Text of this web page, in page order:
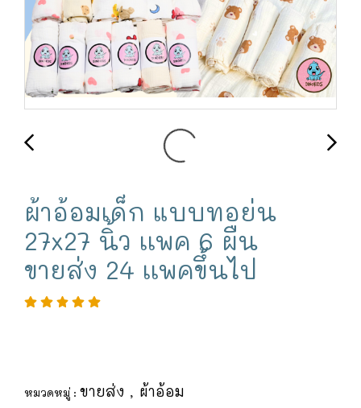
ผ้าอ้อมเด็ก แบบทอย่น
27x27 นิ้ว เเพค 6 ผืน
ขายส่ง 24 เเพคขึ้นไป
หมวดหมู่ : ขายส่ง , ผ้าอ้อม